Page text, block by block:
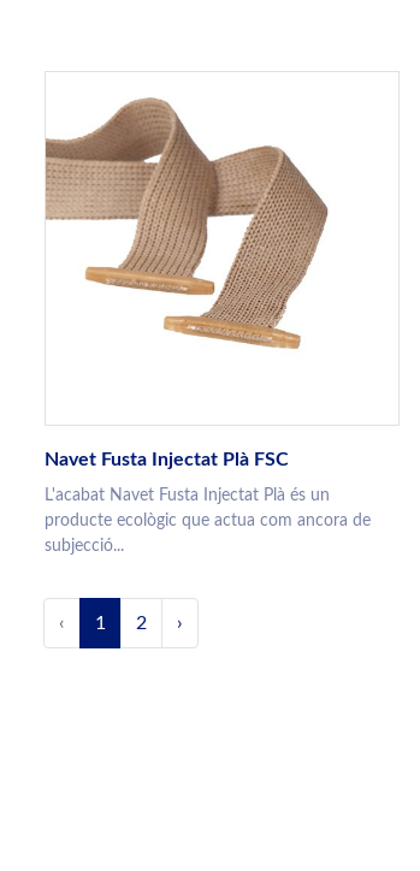
Navet Fusta Injectat Plà FSC
L'acabat Navet Fusta Injectat Plà és un
producte ecològic que actua com ancora de
subjecció...
‹ 1 2 ›